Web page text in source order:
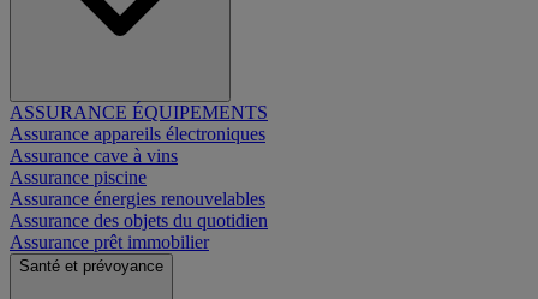
ASSURANCE ÉQUIPEMENTS
Assurance appareils électroniques
Assurance cave à vins
Assurance piscine
Assurance énergies renouvelables
Assurance des objets du quotidien
Assurance prêt immobilier
Santé et prévoyance